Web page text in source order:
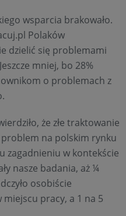
wsparcia brakowało.
Polaków
dzielić się problemami
mniej, bo 28%
o problemach z
że złe traktowanie
na polskim rynku
zagadnieniu w kontekście
nasze badania, aż ¼
osobiście
pracy, a 1 na 5